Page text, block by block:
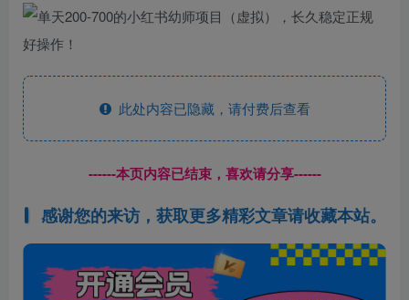
此处内容已隐藏，请付费后查看
------本页内容已结束，喜欢请分享------
感谢您的来访，获取更多精彩文章请收藏本站。